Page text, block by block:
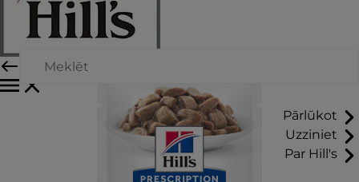
Pārlūkot
Uzziniet
Par Hill's